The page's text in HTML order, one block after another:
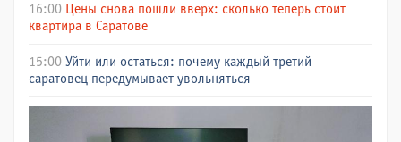
16:00 Цены снова пошли вверх: сколько теперь стоит
квартира в Саратове
15:00 Уйти или остаться: почему каждый третий
саратовец передумывает увольняться